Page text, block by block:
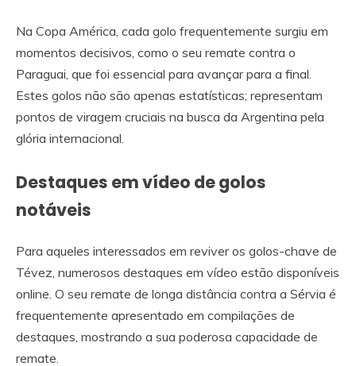
Na Copa América, cada golo frequentemente surgiu em
momentos decisivos, como o seu remate contra o
Paraguai, que foi essencial para avançar para a final.
Estes golos não são apenas estatísticas; representam
pontos de viragem cruciais na busca da Argentina pela
glória internacional.
Destaques em vídeo de golos
notáveis
Para aqueles interessados em reviver os golos-chave de
Tévez, numerosos destaques em vídeo estão disponíveis
online. O seu remate de longa distância contra a Sérvia é
frequentemente apresentado em compilações de
destaques, mostrando a sua poderosa capacidade de
remate.